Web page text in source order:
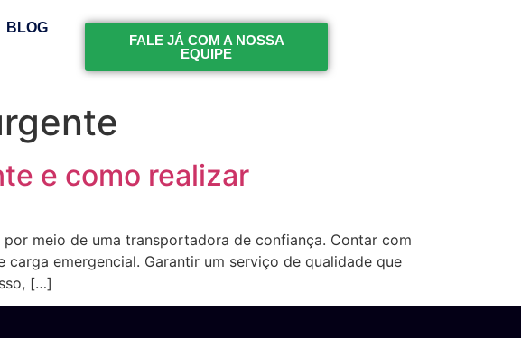
BLOG
FALE JÁ COM A NOSSA
EQUIPE
e como realizar
meio de uma transportadora de confiança. Contar com
emergencial. Garantir um serviço de qualidade que
[…]